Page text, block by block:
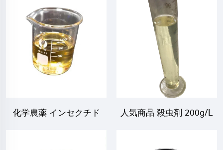
トリン+9g/L ウニコナゾ
ール SC
10%EW 工場価格付き
CAS 95737-68-1
化学農薬 インセクチド
人気商品 殺虫剤 200g/L